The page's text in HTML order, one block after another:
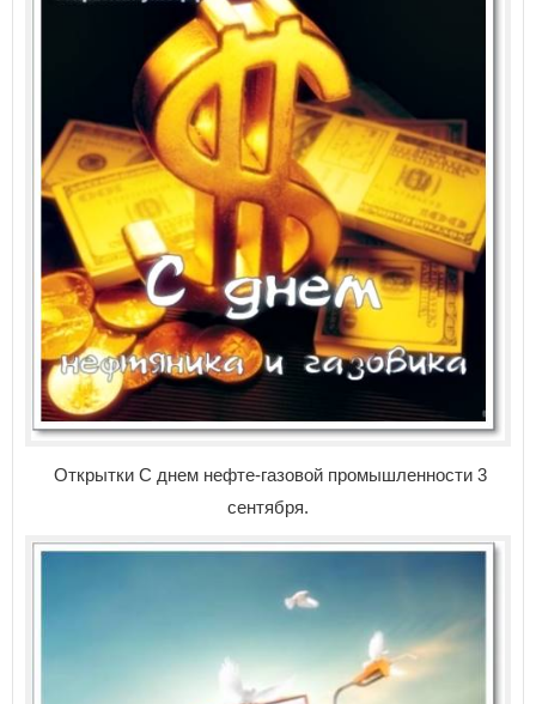
Открытки С днем нефте-газовой промышленности 3
сентября.